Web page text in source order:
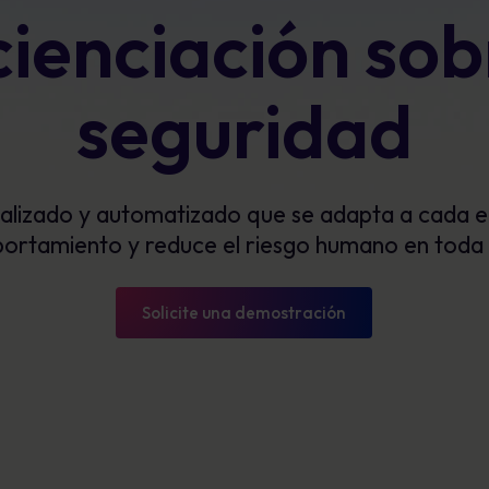
exposición y mostrar un progreso
mensurable.
Glosario
Definiciones de ciberseguridad que debe
conocer
seguridad
y automatizado que se adapta a cada
y reduce el riesgo humano en toda
Solicite una demostración